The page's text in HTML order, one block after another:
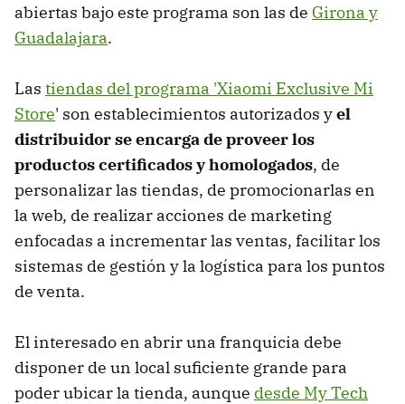
abiertas bajo este programa son las de Girona y
Guadalajara.
Las tiendas del programa 'Xiaomi Exclusive Mi
Store' son establecimientos autorizados yel
distribuidor se encarga de proveer los
productos certificados y homologados, de
personalizar las tiendas, de promocionarlas en
la web, de realizar acciones de marketing
enfocadas a incrementar las ventas, facilitar los
sistemas de gestión y la logística para los puntos
de venta.
El interesado en abrir una franquicia debe
disponer de un local suficiente grande para
poder ubicar la tienda, aunque desde My Tech